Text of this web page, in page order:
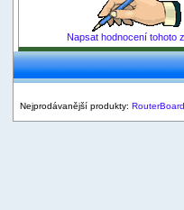
Napsat hodnocení tohoto
Nejprodávanější produkty: RouterBoard